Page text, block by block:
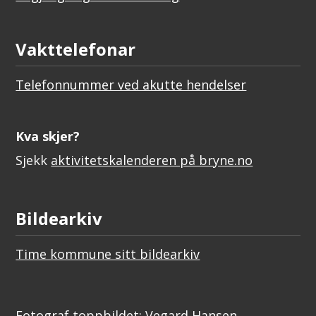
Vakttelefonar
Telefonnummer ved akutte hendelser
Kva skjer?
Sjekk aktivitetskalenderen på bryne.no
Bildearkiv
Time kommune sitt bildearkiv